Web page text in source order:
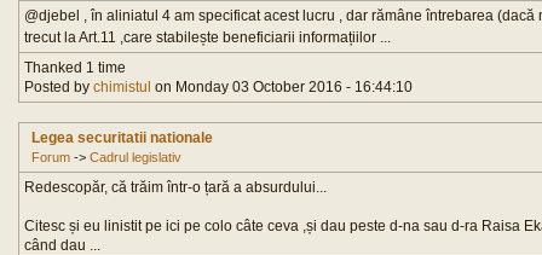
@djebel , în aliniatul 4 am specificat acest lucru , dar rămâne întrebarea
trecut la Art.11 ,care stabilește beneficiarii informațiilor ...
Thanked 1 time
Posted by chimistul on Monday 03 October 2016 - 16:44:10
Legea securitatii nationale
Forum -> Cadrul legislativ
Redescopăr, că trăim într-o țară a absurdului...
Citesc și eu linistit pe ici pe colo câte ceva ,și dau peste d-na sau d-ra Raisa
când dau ...